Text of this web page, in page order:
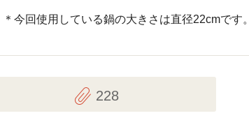
＊今回使用している鍋の大きさは直径22cmです。
228